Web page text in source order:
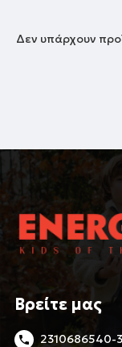
Δεν υπάρχουν
Βρείτε μας
2310686540-